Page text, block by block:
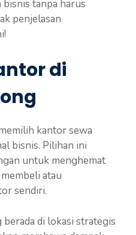
tanpa harus
penjelasan
di
kantor sewa
bisnis. Pilihan ini
untuk menghemat
atau
sendiri.
di lokasi strategis